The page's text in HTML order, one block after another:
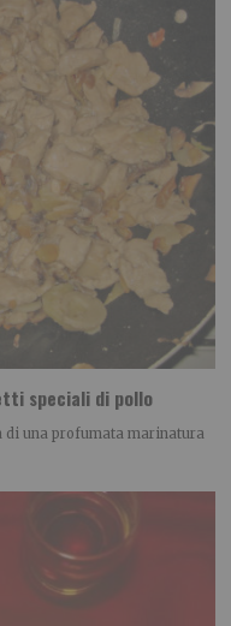
speciali di pollo
di una profumata marinatura